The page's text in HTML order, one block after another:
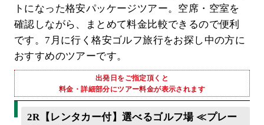
トになった格安パッケージツアー。空席・空室を
確認しながら、まとめて料金比較できるので便利
です。7月に行く格安ゴルフ旅行をお探し中の方に
おすすめのツアーです。
出発日をご指定頂くと
料金・詳細部分にツアー料金が表示されます
2R【レンタカー付】選べるゴルフ場 ≪プレー